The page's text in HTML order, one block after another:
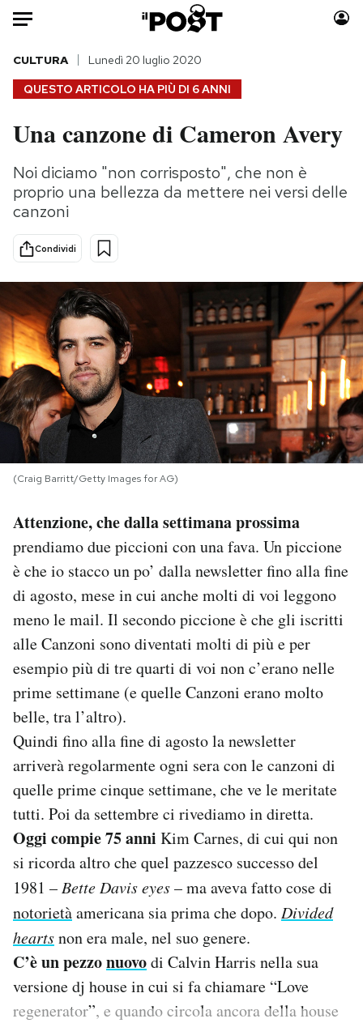
Auto
HOME
Italia
Politica
Tecnologia
Scienza
Economia
Sport
Moda
Consumismi
Altrecose
Mondiali calcio 2026
PODCAST
NEWSLETTER
SHOP
CALENDARIO
AREA PERSONALE
Area Personale
Newsletter
Notifiche mobile
Regala il Post
Esci
QUESTO ARTICOLO HA PIÙ DI 6 ANNI
CULTURA Lunedì 20 luglio 2020
Una canzone di Cameron Avery
Noi diciamo "non corrisposto", che non è
proprio una bellezza da mettere nei versi delle
canzoni
Condividi
(Craig Barritt/Getty Images for AG)
Attenzione, che dalla settimana prossima
prendiamo due piccioni con una fava. Un piccione
è che io stacco un po’ dalla newsletter fino alla fine
di agosto, mese in cui anche molti di voi leggono
meno le mail. Il secondo piccione è che gli iscritti
alle Canzoni sono diventati molti di più e per
esempio più di tre quarti di voi non c’erano nelle
prime settimane (e quelle Canzoni erano molto
belle, tra l’altro).
Quindi fino alla fine di agosto la newsletter
arriverà regolarmente ogni sera con le canzoni di
quelle prime cinque settimane, che ve le meritate
tutti. Poi da settembre ci rivediamo in diretta.
Oggi compie 75 anni Kim Carnes, di cui qui non
si ricorda altro che quel pazzesco successo del
1981 –Bette Davis eyes– ma aveva fatto cose di
notorietàamericana sia prima che dopo. Divided
heartsnon era male, nel suo genere.
C’è un pezzonuovodi Calvin Harris nella sua
versione dj house in cui si fa chiamare “Love
regenerator”, e quando circola ancora della house